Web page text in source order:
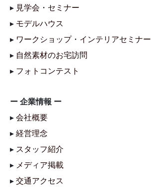
▸ 見学会・セミナー
▸ モデルハウス
▸ ワークショップ・インテリアセミナー
▸ 自然素材のお宅訪問
▸ フォトコンテスト
ー 企業情報 ー
▸ 会社概要
▸ 経営理念
▸ スタッフ紹介
▸ メディア掲載
▸ 交通アクセス